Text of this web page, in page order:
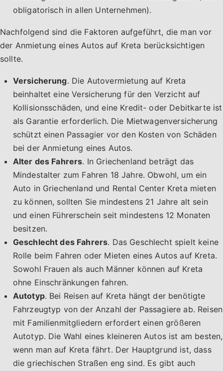
obligatorisch in allen Unternehmen).
Nachfolgend sind die Faktoren aufgeführt, die man vor
der Anmietung eines Autos auf Kreta berücksichtigen
sollte.
Versicherung. Die Autovermietung auf Kreta
beinhaltet eine Versicherung für den Verzicht auf
Kollisionsschäden, und eine Kredit- oder Debitkarte ist
als Garantie erforderlich. Die Mietwagenversicherung
schützt einen Passagier vor den Kosten von Schäden
bei der Anmietung eines Autos.
Alter des Fahrers. In Griechenland beträgt das
Mindestalter zum Fahren 18 Jahre. Obwohl, um ein
Auto in Griechenland und Rental Center Kreta mieten
zu können, sollten Sie mindestens 21 Jahre alt sein
und einen Führerschein seit mindestens 12 Monaten
besitzen.
Geschlecht des Fahrers. Das Geschlecht spielt keine
Rolle beim Fahren oder Mieten eines Autos auf Kreta.
Sowohl Frauen als auch Männer können auf Kreta
ohne Einschränkungen fahren.
Autotyp. Bei Reisen auf Kreta hängt der benötigte
Fahrzeugtyp von der Anzahl der Passagiere ab. Reisen
mit Familienmitgliedern erfordert einen größeren
Autotyp. Die Wahl eines kleineren Autos ist am besten,
wenn man auf Kreta fährt. Der Hauptgrund ist, dass
die griechischen Straßen eng sind. Es gibt auch